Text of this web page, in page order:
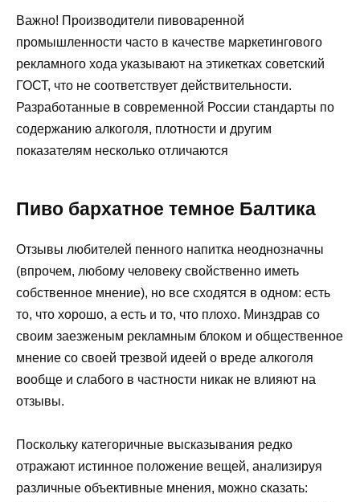
Важно! Производители пивоваренной
промышленности часто в качестве маркетингового
рекламного хода указывают на этикетках советский
ГОСТ, что не соответствует действительности.
Разработанные в современной России стандарты по
содержанию алкоголя, плотности и другим
показателям несколько отличаются
Пиво бархатное темное Балтика
Отзывы любителей пенного напитка неоднозначны
(впрочем, любому человеку свойственно иметь
собственное мнение), но все сходятся в одном: есть
то, что хорошо, а есть и то, что плохо. Минздрав со
своим заезженым рекламным блоком и общественное
мнение со своей трезвой идеей о вреде алкоголя
вообще и слабого в частности никак не влияют на
отзывы.
Поскольку категоричные высказывания редко
отражают истинное положение вещей, анализируя
различные объективные мнения, можно сказать: